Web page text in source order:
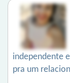
independente
pra um